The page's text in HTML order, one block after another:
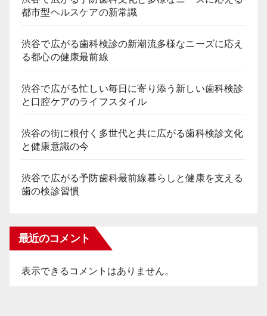
都市型ヘルスケアの新常識
渋谷で広がる歯科検診の新潮流多様なニーズに応え
る都心の健康最前線
渋谷で広がる忙しい毎日に寄り添う新しい歯科検診
と口腔ケアのライフスタイル
渋谷の街に根付く多世代と共に広がる歯科検診文化
と健康意識の今
渋谷で広がる予防歯科最前線暮らしと健康を支える
歯の検診習慣
最近のコメント
表示できるコメントはありません。